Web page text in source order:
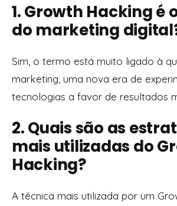
1. Growth Hacking é
do marketing
Sim, o termo está muito ligado à
marketing, uma nova era de
tecnologias a favor de resultados
2. Quais são as
mais utilizadas do
Hacking?
A técnica mais utilizada por um